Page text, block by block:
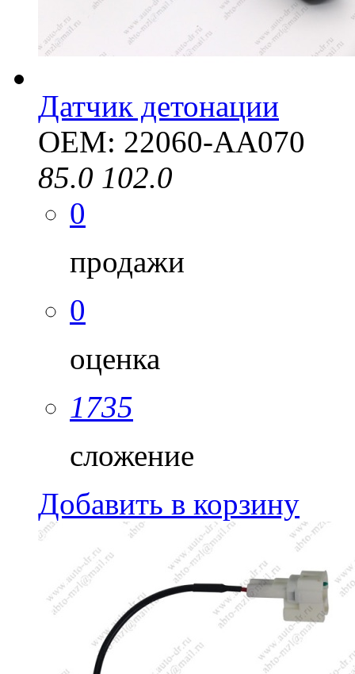
Датчик детонации
OEM: 22060-AA070
85.0 102.0
0
продажи
0
оценка
1735
сложение
Добавить в корзину